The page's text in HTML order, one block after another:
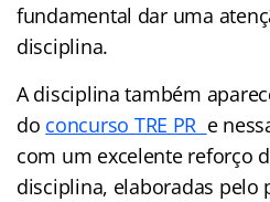
fundamental dar uma
disciplina.
A disciplina também
do concurso TRE PR e
com um excelente reforço
disciplina, elaboradas pelo